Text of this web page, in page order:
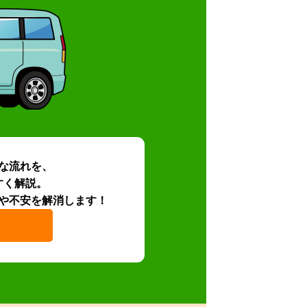
流れを、
解説。
不安を解消します！